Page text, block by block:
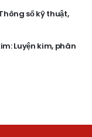
số kỹ thuật,
Luyện kim, phân